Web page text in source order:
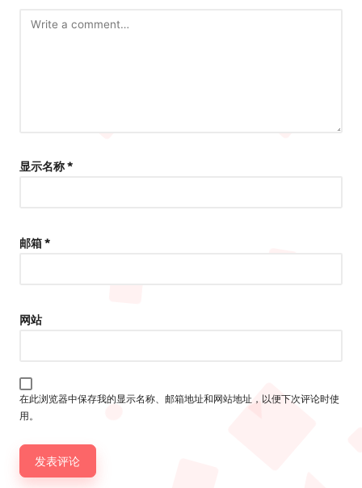
显示名称*
邮箱*
网站
在此浏览器中保存我的显示名称、邮箱地址和网站地址，以便下次评论时使
用。